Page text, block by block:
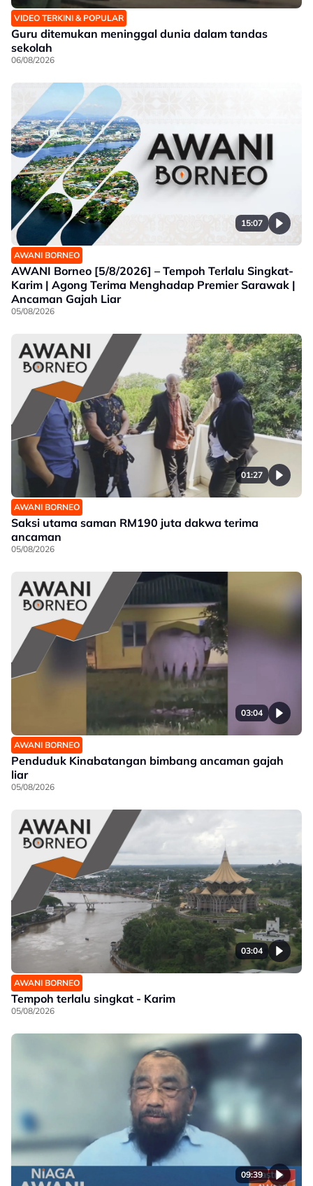
VIDEO TERKINI & POPULAR
Guru ditemukan meninggal dunia dalam tandas
sekolah
06/08/2026
15:07
AWANI BORNEO
AWANI Borneo [5/8/2026] – Tempoh Terlalu Singkat-
Karim | Agong Terima Menghadap Premier Sarawak |
Ancaman Gajah Liar
05/08/2026
01:27
AWANI BORNEO
Saksi utama saman RM190 juta dakwa terima
ancaman
05/08/2026
03:04
AWANI BORNEO
Penduduk Kinabatangan bimbang ancaman gajah
liar
05/08/2026
03:04
AWANI BORNEO
Tempoh terlalu singkat - Karim
05/08/2026
09:39